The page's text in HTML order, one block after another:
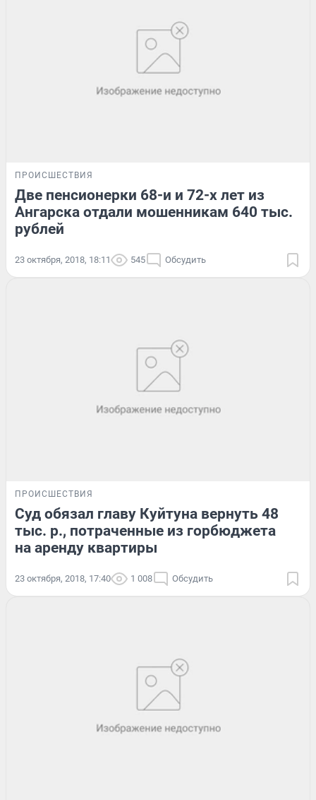
ПРОИСШЕСТВИЯ
Две пенсионерки 68-и и 72-х лет из
Ангарска отдали мошенникам 640 тыс.
рублей
23 октября, 2018, 18:11 545 Обсудить
ПРОИСШЕСТВИЯ
Суд обязал главу Куйтуна вернуть 48
тыс. р., потраченные из горбюджета
на аренду квартиры
23 октября, 2018, 17:40 1 008 Обсудить